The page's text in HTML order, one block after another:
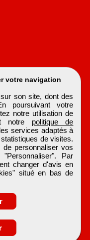
votre navigation
son site, dont des
poursuivant votre
notre utilisation de
notre politique de
services adaptés à
de visites.
personnaliser vos
Par
changer d'avis en
situé en bas de